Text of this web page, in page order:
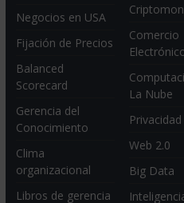
Negocios en USA
Fijación de Precios
Balanced
Scorecard
Gerencia del
Conocimiento
Clima
organizacional
Libros de gerencia
Comercio
La Nube
Web 2.0
Big Data